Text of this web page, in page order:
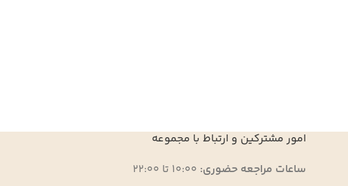
امور مشترکین و ارتباط با مجموعه
ساعات مراجعه حضوری: